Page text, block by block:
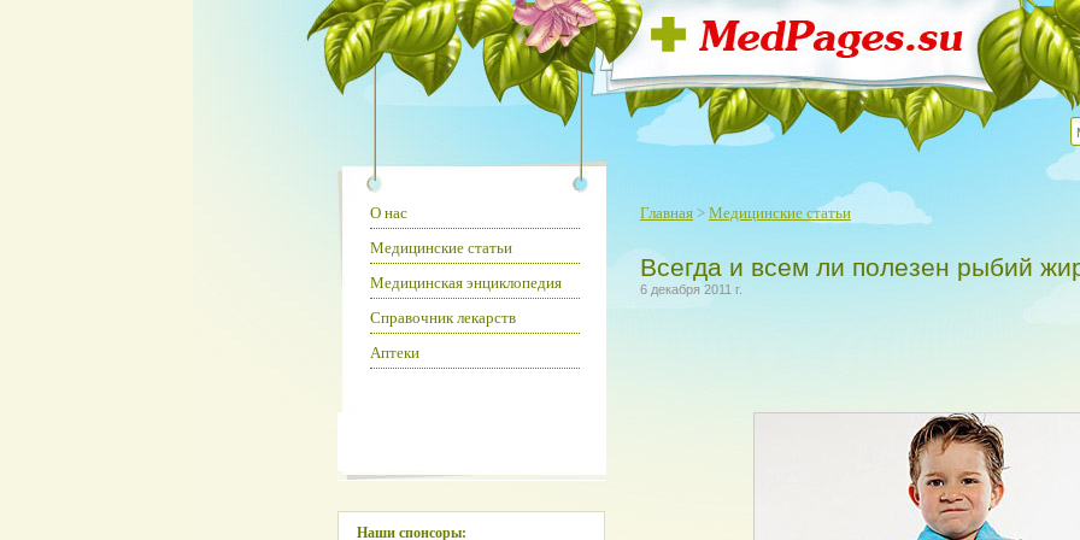
Главная > Медицинские статьи
Всегда и всем ли полезен рыбий
6 декабря 2011 г.
О нас
Медицинские статьи
Медицинская энциклопедия
Справочник лекарств
Аптеки
Наши спонсоры: